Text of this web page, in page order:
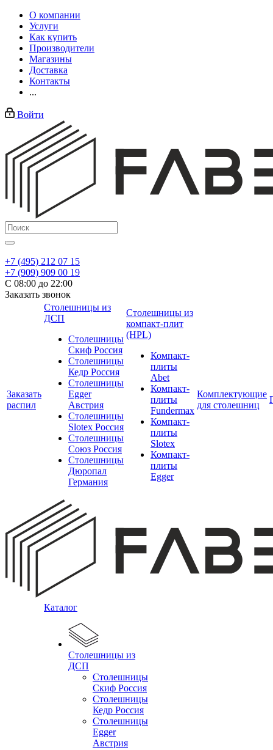
О компании
Услуги
Как купить
Производители
Магазины
Доставка
Контакты
...
Войти
+7 (495) 212 07 15
+7 (909) 909 00 19
С 08:00 до 22:00
Заказать звонок
Заказать
распил
Столешницы из
ДСП
Столешницы
Скиф Россия
Столешницы
Кедр Россия
Столешницы
Egger
Австрия
Столешницы
Slotex Россия
Столешницы
Союз Россия
Столешницы
Дюропал
Германия
Столешницы из
компакт-плит
(HPL)
Компакт-
плиты
Abet
Компакт-
плиты
Fundermax
Компакт-
плиты
Slotex
Компакт-
плиты
Egger
Комплектующие
для столешниц
Каталог
Столешницы из
ДСП
Столешницы
Скиф Россия
Столешницы
Кедр Россия
Столешницы
Egger
Австрия